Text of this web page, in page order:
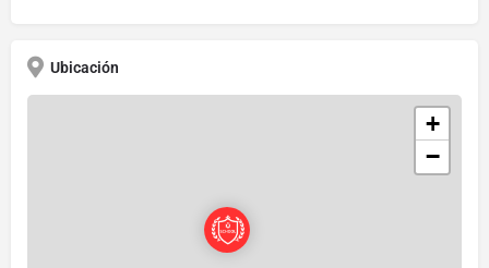
Ubicación
+
−